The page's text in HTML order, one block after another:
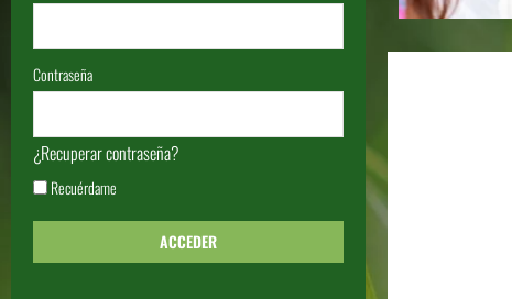
Contraseña
¿Recuperar contraseña?
Recuérdame